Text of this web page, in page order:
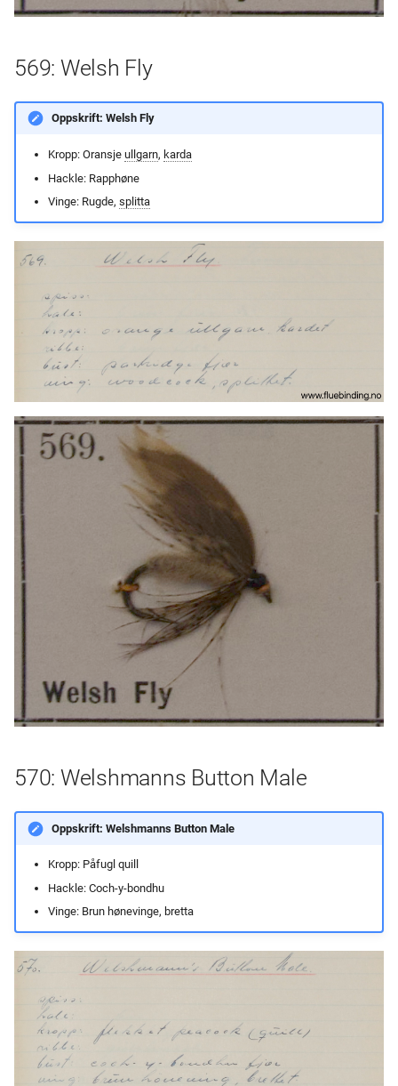
569: Welsh Fly
Oppskrift: Welsh Fly
Kropp: Oransje ullgarn, karda
Hackle: Rapphøne
Vinge: Rugde, splitta
570: Welshmanns Button Male
Oppskrift: Welshmanns Button Male
Kropp: Påfugl quill
Hackle: Coch-y-bondhu
Vinge: Brun hønevinge, bretta